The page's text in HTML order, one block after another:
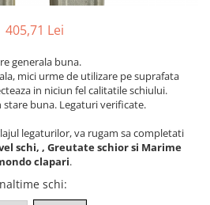
405,71 Lei
generala buna.
mici urme de utilizare pe suprafata
in niciun fel calitatile schiului.
stare buna. Legaturi verificate.
legaturilor, va rugam sa completati
schi, , Greutate schior si Marime
clapari.
schi: